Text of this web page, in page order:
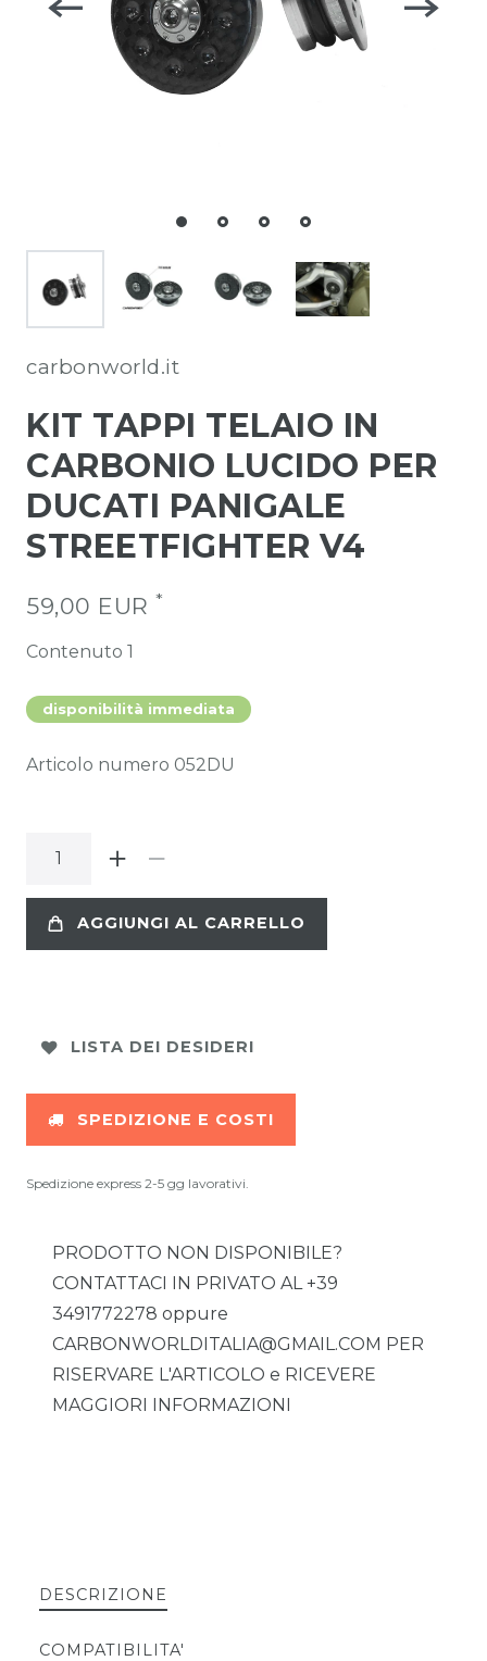
carbonworld.it
KIT TAPPI TELAIO IN
CARBONIO LUCIDO PER
DUCATI PANIGALE
STREETFIGHTER V4
59,00 EUR *
Contenuto 1
disponibilità immediata
Articolo numero 052DU
AGGIUNGI AL CARRELLO
LISTA DEI DESIDERI
SPEDIZIONE E COSTI
Spedizione express 2-5 gg lavorativi.
PRODOTTO NON DISPONIBILE?
CONTATTACI IN PRIVATO AL +39
3491772278 oppure
CARBONWORLDITALIA@GMAIL.COM PER
RISERVARE L'ARTICOLO e RICEVERE
MAGGIORI INFORMAZIONI
DESCRIZIONE
COMPATIBILITA'